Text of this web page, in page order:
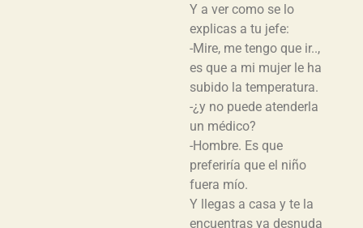
Y a ver como se lo
explicas a tu jefe:
-Mire, me tengo que ir..,
es que a mi mujer le ha
subido la temperatura.
-¿y no puede atenderla
un médico?
-Hombre. Es que
preferiría que el niño
fuera mío.
Y llegas a casa y te la
encuentras ya desnuda